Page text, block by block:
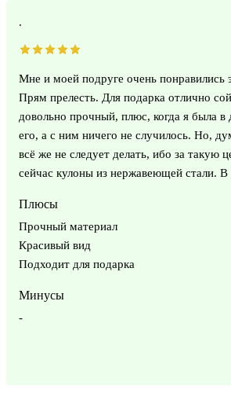
.
Мне и моей подруге очень понравились
Прям прелесть. Для подарка отлично
довольно прочный, плюс, когда я была
его, а с ним ничего не случилось. Но,
всё же не следует делать, ибо за такую
сейчас кулоны из нержавеющей стали.
Плюсы
Прочный материал
Красивый вид
Подходит для подарка
Минусы
-